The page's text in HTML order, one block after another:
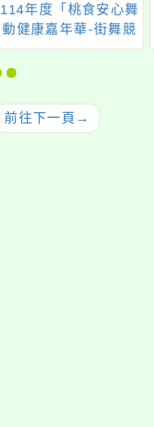
114年度「桃食安心舞
動健康嘉年華-街舞競
賽」活動報名延長至
前往下一頁 →